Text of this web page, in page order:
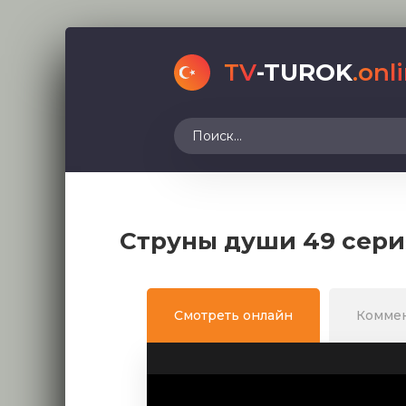
TV-TUROK
Струны души 49
Смотреть онлайн